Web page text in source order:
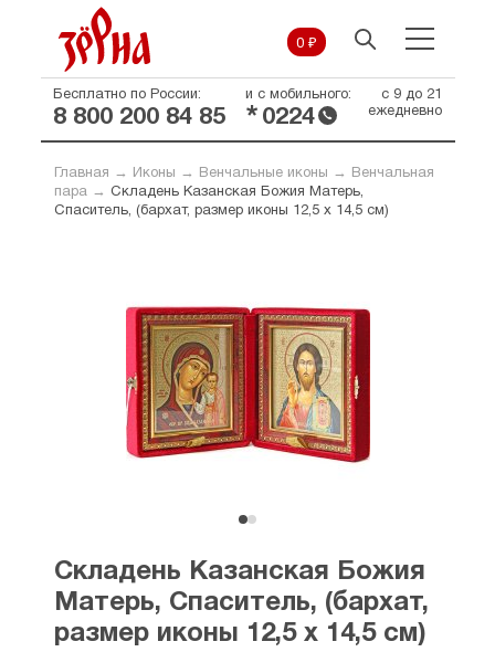
0 ₽
Бесплатно по России:
8 800 200 84 85
и с мобильного:
* 0224
с 9 до 21
ежедневно
Главная → Иконы → Венчальные иконы →
Венчальная
пара→ Складень Казанская Божия Матерь,
Спаситель, (бархат, размер иконы 12,5 х 14,5 см)
Складень Казанская Божия
Матерь, Спаситель, (бархат,
размер иконы 12,5 х 14,5 см)